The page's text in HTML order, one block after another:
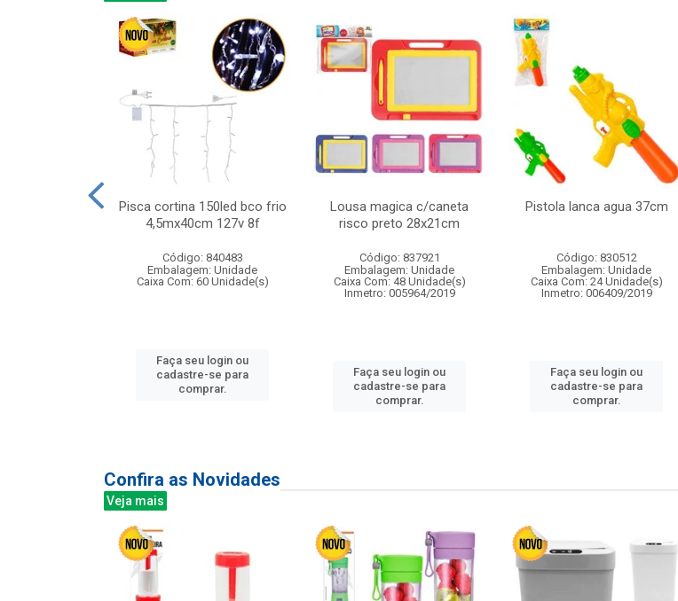
Pisca cortina 150led bco frio
4,5mx40cm 127v 8f
Código: 840483
Embalagem: Unidade
Caixa Com: 60 Unidade(s)
Faça seu login ou
cadastre-se para
comprar.
Lousa magica c/caneta
risco preto 28x21cm
Código: 837921
Embalagem: Unidade
Caixa Com: 48 Unidade(s)
Inmetro: 005964/2019
Faça seu login ou
cadastre-se para
comprar.
Pistola lanca agua 37cm
Código: 830512
Embalagem: Unidade
Caixa Com: 24 Unidade(s)
Inmetro: 006409/2019
Faça seu login ou
cadastre-se para
comprar.
Confira as Novidades
Veja mais